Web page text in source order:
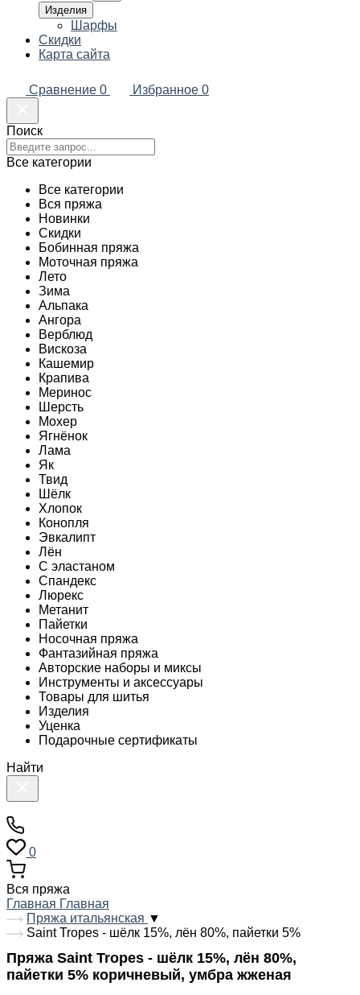
Изделия
Шарфы
Скидки
Карта сайта
Сравнение 0 Избранное 0
Поиск
Все категории
Все категории
Вся пряжа
Новинки
Скидки
Бобинная пряжа
Моточная пряжа
Лето
Зима
Альпака
Ангора
Верблюд
Вискоза
Кашемир
Крапива
Меринос
Шерсть
Мохер
Ягнёнок
Лама
Як
Твид
Шёлк
Хлопок
Конопля
Эвкалипт
Лён
C эластаном
Спандекс
Люрекс
Метанит
Пайетки
Носочная пряжа
Фантазийная пряжа
Авторские наборы и миксы
Инструменты и аксессуары
Товары для шитья
Изделия
Уценка
Подарочные сертификаты
Найти
0
Вся пряжа
Главная Главная
Пряжа итальянская ▼
Saint Tropes - шёлк 15%, лён 80%, пайетки 5%
Пряжа Saint Tropes - шёлк 15%, лён 80%,
пайетки 5% коричневый, умбра жженая